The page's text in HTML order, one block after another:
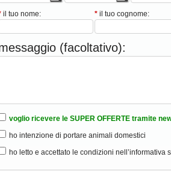
il tuo nome: * il tuo cognome:
(facoltativo):
voglio ricevere le SUPER OFFERTE tramite
ho intenzione di portare animali domestici
ho letto e accettato le condizioni nell’informativa